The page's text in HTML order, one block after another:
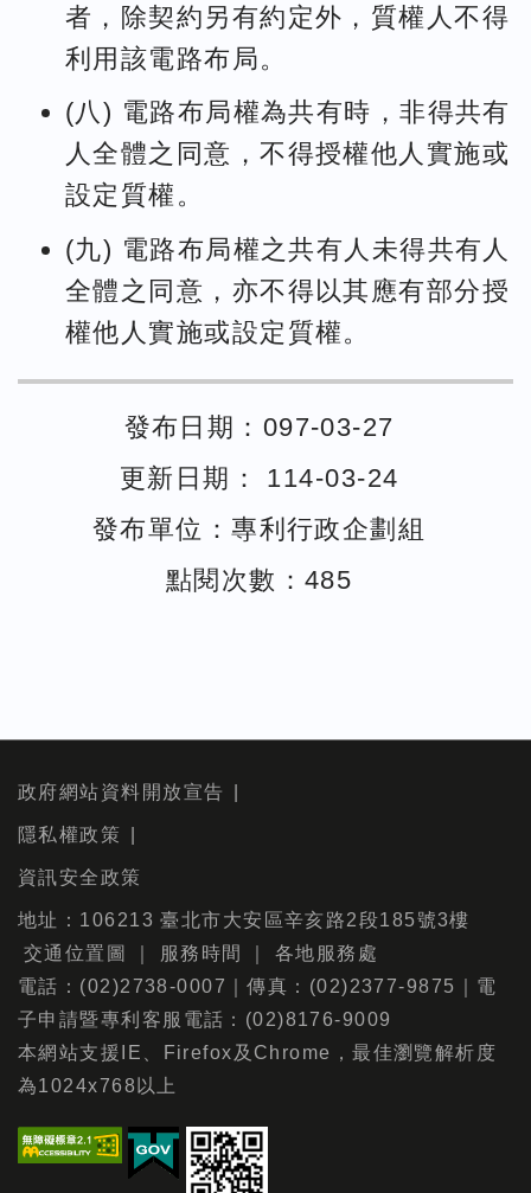
者，除契約另有約定外，質權人不得
利用該電路布局。
(八) 電路布局權為共有時，非得共有
人全體之同意，不得授權他人實施或
設定質權。
(九) 電路布局權之共有人未得共有人
全體之同意，亦不得以其應有部分授
權他人實施或設定質權。
發布日期：097-03-27
更新日期： 114-03-24
發布單位：專利行政企劃組
點閱次數：485
政府網站資料開放宣告
隱私權政策
資訊安全政策
地址：106213 臺北市大安區辛亥路2段185號3樓
交通位置圖
服務時間
各地服務處
電話：(02)2738-0007｜傳真：(02)2377-9875｜電
子申請暨專利客服電話：(02)8176-9009
本網站支援IE、Firefox及Chrome，最佳瀏覽解析度
為1024x768以上